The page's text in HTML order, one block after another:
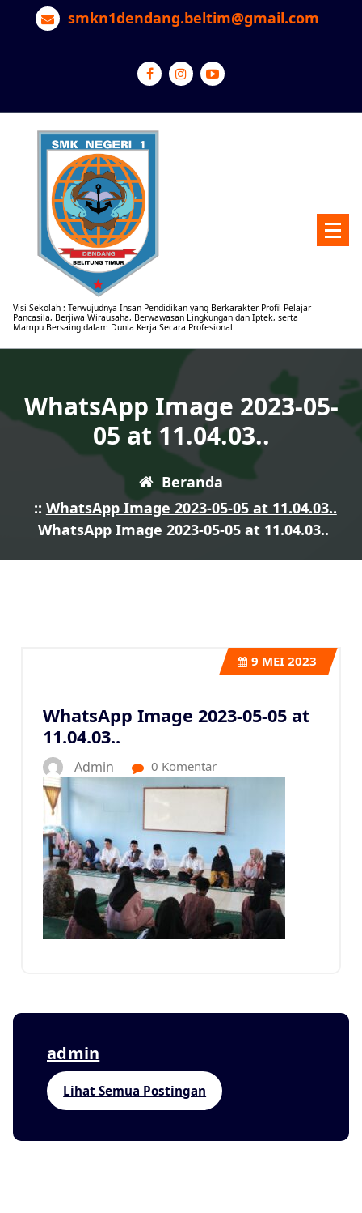
Lewati
smkn1dendang.beltim@gmail.com
Visi Sekolah : Terwujudnya Insan Pendidikan yang Berkarakter Profil Pelajar
Pancasila, Berjiwa Wirausaha, Berwawasan Lingkungan dan Iptek, serta
Mampu Bersaing dalam Dunia Kerja Secara Profesional
WhatsApp Image 2023-05-
05 at 11.04.03..
Beranda
:: WhatsApp Image 2023-05-05 at 11.04.03..
WhatsApp Image 2023-05-05 at 11.04.03..
WhatsApp Image 2023-05-05 at
11.04.03..
9 MEI 2023
Admin 0 Komentar
admin
Lihat Semua Postingan